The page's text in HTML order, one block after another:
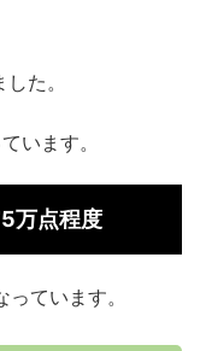
た。
います。
万点程度
ています。